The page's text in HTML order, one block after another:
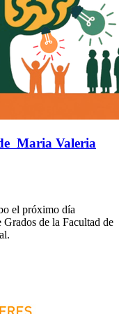
Maria Valeria
el próximo día
de la Facultad de